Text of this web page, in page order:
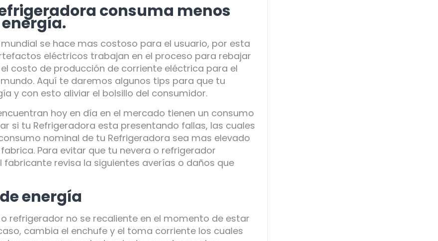
consuma menos
energía.
se hace mas costoso para el usuario, por esta
eléctricos trabajan en el proceso para rebajar
costo de producción de corriente eléctrica para el
Aquí te daremos algunos tips para que tu
y con esto aliviar el bolsillo del consumidor.
hoy en día en el mercado tienen un consumo
si tu Refrigeradora esta presentando fallas, las cuales
nominal de tu Refrigeradora sea mas elevado
Para evitar que tu nevera o refrigerador
revisa la siguientes averías o daños que
energía
refrigerador no se recaliente en el momento de estar
cambia el enchufe y el toma corriente los cuales